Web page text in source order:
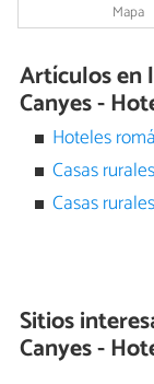
Mapa
Artículos en
Canyes -
Hoteles
Casas
Casas
Sitios
Canyes -